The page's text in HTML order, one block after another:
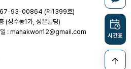
시간표
93-00864 (제1399호)
(성수동1가, 성은빌딩)
일 : mahakwon12@gmail.com